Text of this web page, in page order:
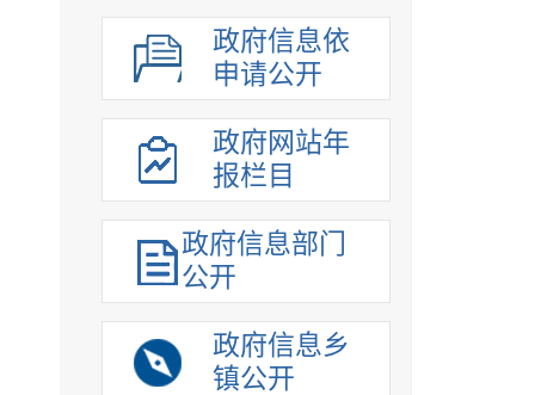
政府信息依
申请公开
政府网站年
报栏目
政府信息部门
公开
政府信息乡
镇公开